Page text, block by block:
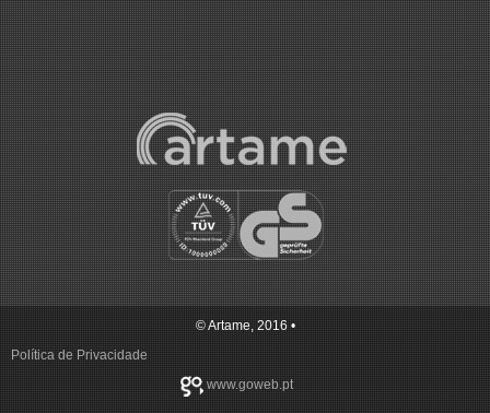
© Artame, 2016 •
Política de Privacidade
www.goweb.pt